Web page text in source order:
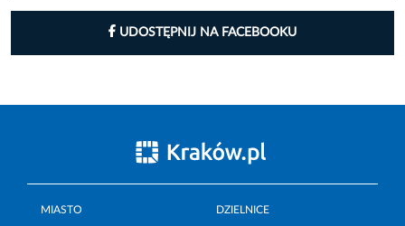
UDOSTĘPNIJ NA FACEBOOKU
MIASTO DZIELNICE